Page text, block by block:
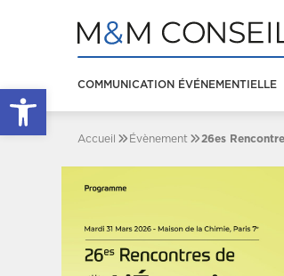
Ouvrir la barre
COMMUNICATION ÉVÉNEMENTIELLE
Accueil Évènement 26es